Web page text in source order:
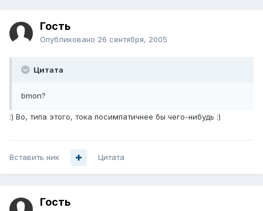
Гость
Опубликовано 26 сентября, 2005
Цитата
bmon?
:) Во, типа этого, тока посимпатичнее бы чего-нибудь :)
Вставить ник Цитата
Гость